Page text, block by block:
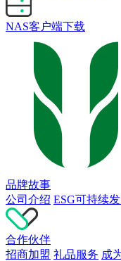
NAS客户端下载
品牌故事
公司介绍 ESG可持续
合作伙伴
招商加盟 礼品服务 成